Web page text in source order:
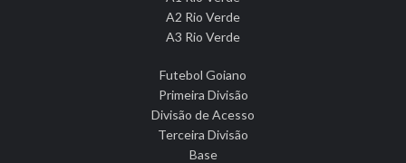
A2 Rio Verde
A3 Rio Verde
Futebol Goiano
Primeira Divisão
Divisão de Acesso
Terceira Divisão
Base